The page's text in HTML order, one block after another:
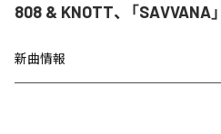
808 & KNOTT、「SAVVANA
新曲情報